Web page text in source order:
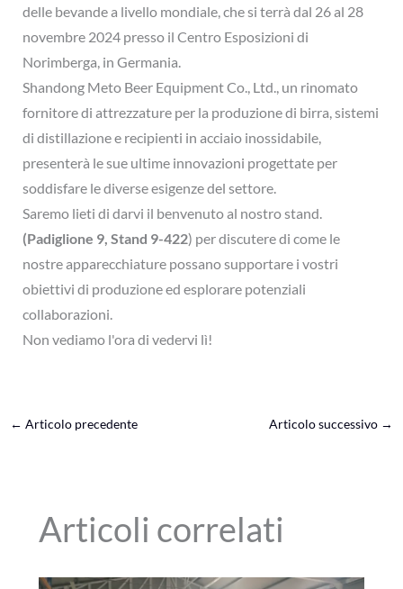
delle bevande a livello mondiale, che si terrà dal 26 al 28
novembre 2024 presso il Centro Esposizioni di
Norimberga, in Germania.
Shandong Meto Beer Equipment Co., Ltd., un rinomato
fornitore di attrezzature per la produzione di birra, sistemi
di distillazione e recipienti in acciaio inossidabile,
presenterà le sue ultime innovazioni progettate per
soddisfare le diverse esigenze del settore.
Saremo lieti di darvi il benvenuto al nostro stand.
(Padiglione 9, Stand 9-422) per discutere di come le
nostre apparecchiature possano supportare i vostri
obiettivi di produzione ed esplorare potenziali
collaborazioni.
Non vediamo l'ora di vedervi lì!
← Articolo precedente Articolo successivo →
Articoli correlati